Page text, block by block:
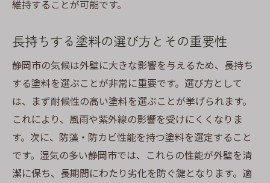
維持することが可能です。
長持ちする塗料の選び方とその重要性
静岡市の気候は外壁に大きな影響を与えるため、長持ち
する塗料を選ぶことが非常に重要です。選び方として
は、まず耐候性の高い塗料を選ぶことが挙げられます。
これにより、風雨や紫外線の影響を受けにくくなりま
す。次に、防藻・防カビ性能を持つ塗料を選定すること
です。湿気の多い静岡市では、これらの性能が外壁を清
潔に保ち、長期間にわたり劣化を防ぐ鍵となります。適